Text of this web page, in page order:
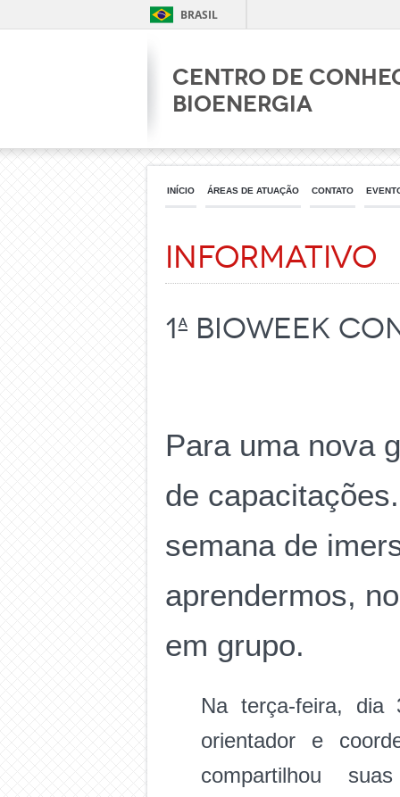
BRASIL
Centro de
Bioenergia
INÍCIO ÁREAS DE ATUAÇÃO CONTATO
Informativo
1ª Bioweek
Para uma nova
de
semana de
aprendermos,
em grupo.
Na terça-feira, dia
orientador e
compartilhou